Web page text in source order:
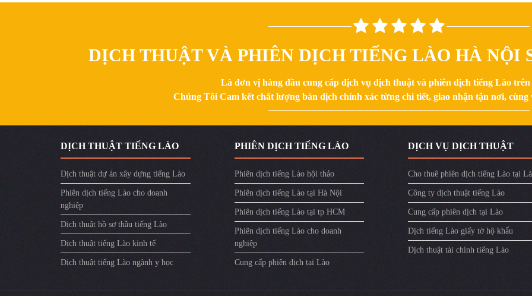
DỊCH THUẬT VÀ PHIÊN DỊCH TIẾNG LÀO HÀ NỘI
Là đơn vị hàng đầu cung cấp dịch vụ dịch thuật và phiên dịch tiếng Lào trên
Chúng Tôi Cam kết chất lượng bản dịch chính xác từng chi tiết, giao nhận tận nơi,
DỊCH THUẬT TIẾNG LÀO
Dịch thuật dự án xây dựng tiếng Lào
Phiên dịch tiếng Lào cho doanh
nghiệp
Dịch thuật hồ sơ thầu tiếng Lào
Dịch thuật tiếng Lào kinh tế
Dịch thuật tiếng Lào ngành y học
PHIÊN DỊCH TIẾNG LÀO
Phiên dịch tiếng Lào hội thảo
Phiên dịch tiếng Lào tại Hà Nội
Phiên dịch tiếng Lào tại tp HCM
Phiên dịch tiếng Lào cho doanh
nghiệp
Cung cấp phiên dịch tại Lào
DỊCH VỤ DỊCH THUẬT
Cho thuê phiên dịch tiếng Lào tại
Công ty dịch thuật tiếng Lào
Cung cấp phiên dịch tại Lào
Dịch tiếng Lào giấy tờ hộ khẩu
Dịch thuật tài chính tiếng Lào